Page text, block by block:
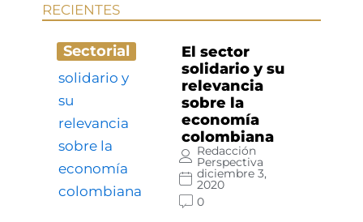
RECIENTES
Sectorial
El sector
solidario y su
relevancia
sobre la
economía
colombiana
Redacción
Perspectiva
diciembre 3,
2020
0